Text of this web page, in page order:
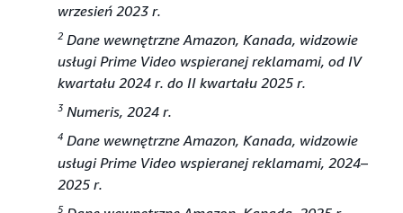
wrzesień 2023 r.
2 Dane wewnętrzne Amazon, Kanada, widzowie
usługi Prime Video wspieranej reklamami, od IV
kwartału 2024 r. do II kwartału 2025 r.
3 Numeris, 2024 r.
4 Dane wewnętrzne Amazon, Kanada, widzowie
usługi Prime Video wspieranej reklamami, 2024–
2025 r.
5